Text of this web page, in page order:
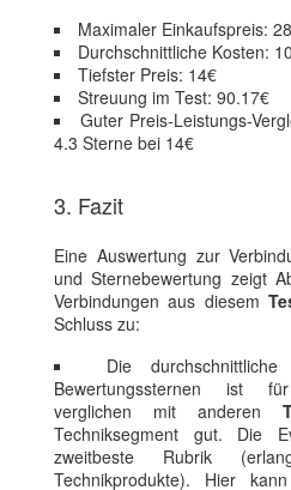
Maximaler Einkaufspreis:
Durchschnittliche Kosten:
Tiefster Preis: 14€
Streuung im Test: 90.17€
Guter Preis-Leistungs-
4.3 Sterne bei 14€
3. Fazit
Eine Auswertung zur
und Sternebewertung zeigt
Verbindungen aus diesem
Schluss zu:
Die
Bewertungssternen ist
verglichen mit anderen
Techniksegment gut. Die
zweitbeste Rubrik
Technikprodukte). Hier